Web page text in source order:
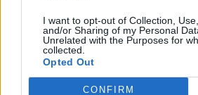
I want to opt-out of Collection,
and/or Sharing of my Personal
Unrelated with the Purposes for
collected.
Opted Out
CONFIRM
muzealnik”
Rzeczniczka rosyjskiego Ministerstwa
Zacharowa opublikowała wpis w całości
Nawrockiemu. Propagandystka odniosła
o pomocy Ukrainie i oskarżyła go o